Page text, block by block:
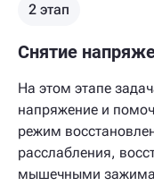
2 этап
Снятие
На этом этапе
напряжение и
режим
расслабления,
мышечными